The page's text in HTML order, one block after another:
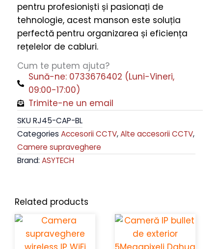
pentru profesioniști și pasionați de
tehnologie, acest manson este soluția
perfectă pentru organizarea și eficiența
rețelelor de cabluri.
Cum te putem ajuta?
Sună-ne: 0733676402 (Luni-Vineri,
09:00-17:00)
Trimite-ne un email
SKURJ45-CAP-BL
Categories Accesorii CCTV,Alte accesorii CCTV,
Camere supraveghere
Brand: ASYTECH
Related products